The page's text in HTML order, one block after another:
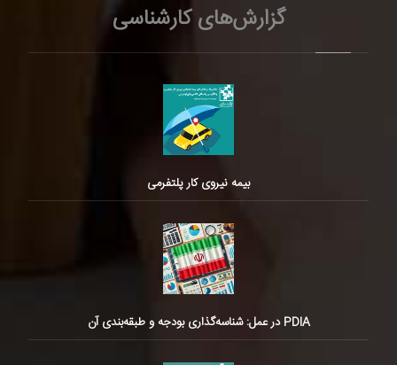
گزارش‌های کارشناسی
بیمه نیروی کار پلتفرمی
PDIA در عمل: شناسه‌گذاری بودجه و طبقه‌بندی آن